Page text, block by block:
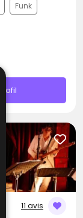
Funk
Profil
11 avis